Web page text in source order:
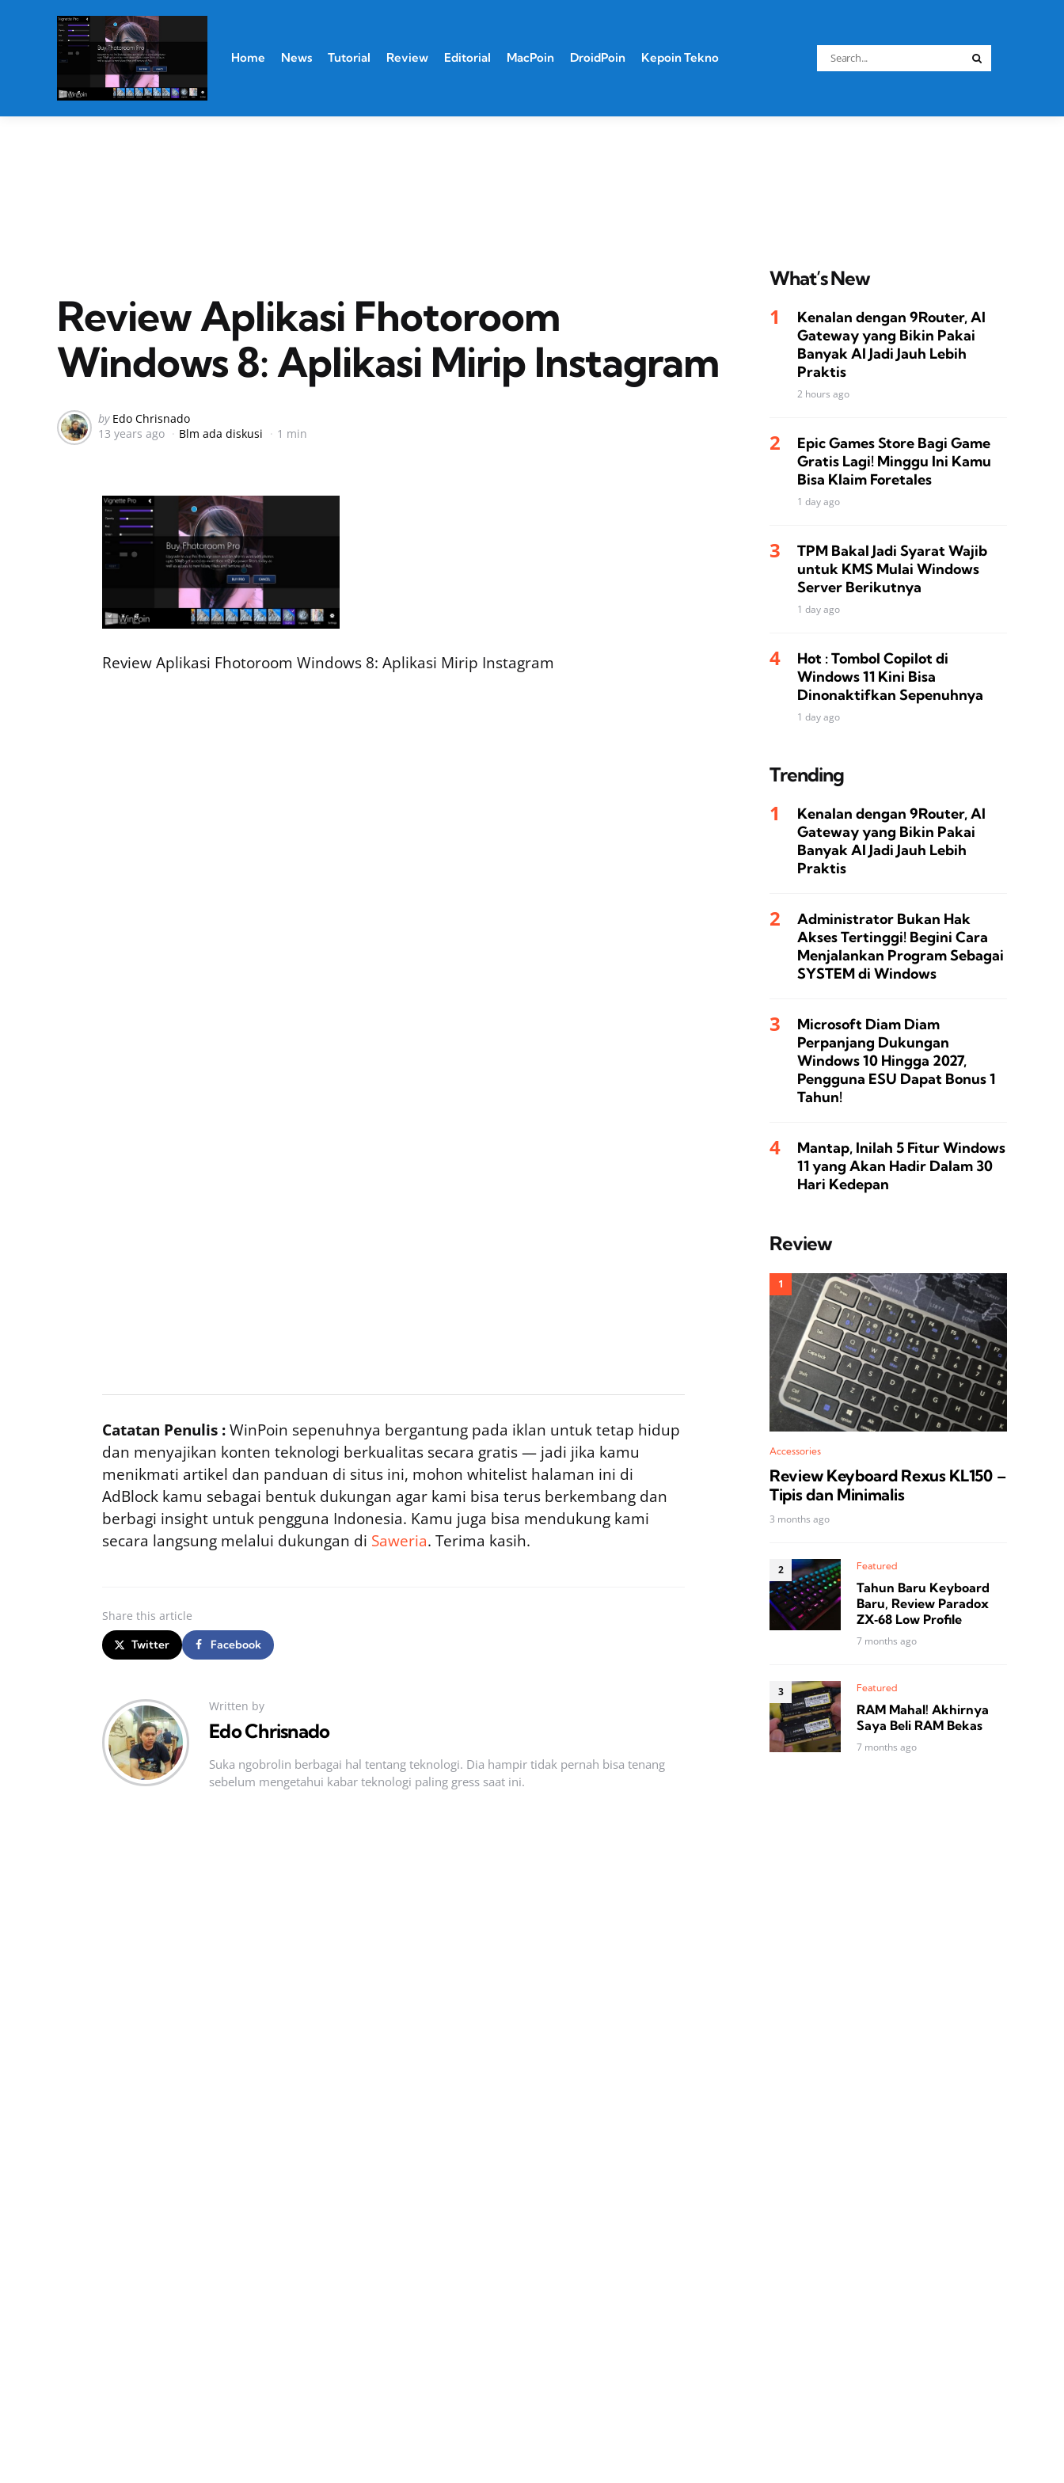
Home News Tutorial Review Editorial MacPoin DroidPoin Kepoin Tekno
Search
for:
Review Aplikasi Fhotoroom
Windows 8: Aplikasi Mirip Instagram
Posted
by
by Edo Chrisnado
13 years ago
Blm ada diskusi 1 min
Review Aplikasi Fhotoroom Windows 8: Aplikasi Mirip Instagram
Catatan Penulis :WinPoin sepenuhnya bergantung pada iklan untuk tetap hidup
dan menyajikan konten teknologi berkualitas secara gratis — jadi jika kamu
menikmati artikel dan panduan di situs ini, mohon whitelist halaman ini di
AdBlock kamu sebagai bentuk dukungan agar kami bisa terus berkembang dan
berbagi insight untuk pengguna Indonesia. Kamu juga bisa mendukung kami
secara langsung melalui dukungan di Saweria. Terima kasih.
Share this article
Twitter Facebook
Written by
Edo Chrisnado
Suka ngobrolin berbagai hal tentang teknologi. Dia hampir tidak pernah bisa tenang
sebelum mengetahui kabar teknologi paling gress saat ini.
What’s New
Kenalan dengan 9Router, AI
Gateway yang Bikin Pakai
Banyak AI Jadi Jauh Lebih
Praktis
2 hours ago
Epic Games Store Bagi Game
Gratis Lagi! Minggu Ini Kamu
Bisa Klaim Foretales
1 day ago
TPM Bakal Jadi Syarat Wajib
untuk KMS Mulai Windows
Server Berikutnya
1 day ago
Hot : Tombol Copilot di
Windows 11 Kini Bisa
Dinonaktifkan Sepenuhnya
1 day ago
Trending
Kenalan dengan 9Router, AI
Gateway yang Bikin Pakai
Banyak AI Jadi Jauh Lebih
Praktis
Administrator Bukan Hak
Akses Tertinggi! Begini Cara
Menjalankan Program Sebagai
SYSTEM di Windows
Microsoft Diam Diam
Perpanjang Dukungan
Windows 10 Hingga 2027,
Pengguna ESU Dapat Bonus 1
Tahun!
Mantap, Inilah 5 Fitur Windows
11 yang Akan Hadir Dalam 30
Hari Kedepan
Review
Accessories
Review Keyboard Rexus KL150 –
Tipis dan Minimalis
3 months ago
Featured
Tahun Baru Keyboard
Baru, Review Paradox
ZX‑68 Low Profile
7 months ago
Featured
RAM Mahal! Akhirnya
Saya Beli RAM Bekas
7 months ago